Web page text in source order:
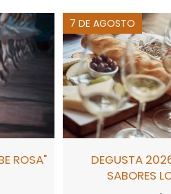
ROSA"
7 DE AGOSTO
DEGUSTA
SABORES